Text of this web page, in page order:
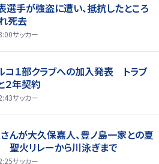
選手が強盗に遭い、抵抗したところ
死去
サッカー
コ１部クラブへの加入発表 トラブ
２年契約
サッカー
んが大久保嘉人、豊ノ島一家との夏
火リレーから川泳ぎまで
サッカー